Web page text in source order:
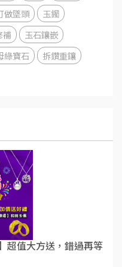
做墜頭
玉鐲
補
玉石鑲嵌
綠寶石
拆鑽重鑲
超值大方送，錯過再等